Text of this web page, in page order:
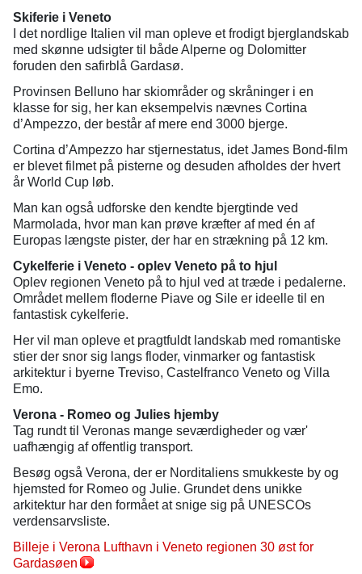
Skiferie i Veneto
I det nordlige Italien vil man opleve et frodigt bjerglandskab
med skønne udsigter til både Alperne og Dolomitter
foruden den safirblå Gardasø.
Provinsen Belluno har skiområder og skråninger i en
klasse for sig, her kan eksempelvis nævnes Cortina
d’Ampezzo, der består af mere end 3000 bjerge.
Cortina d’Ampezzo har stjernestatus, idet James Bond-film
er blevet filmet på pisterne og desuden afholdes der hvert
år World Cup løb.
Man kan også udforske den kendte bjergtinde ved
Marmolada, hvor man kan prøve kræfter af med én af
Europas længste pister, der har en strækning på 12 km.
Cykelferie i Veneto - oplev Veneto på to hjul
Oplev regionen Veneto på to hjul ved at træde i pedalerne.
Området mellem floderne Piave og Sile er ideelle til en
fantastisk cykelferie.
Her vil man opleve et pragtfuldt landskab med romantiske
stier der snor sig langs floder, vinmarker og fantastisk
arkitektur i byerne Treviso, Castelfranco Veneto og Villa
Emo.
Verona - Romeo og Julies hjemby
Tag rundt til Veronas mange seværdigheder og vær'
uafhængig af offentlig transport.
Besøg også Verona, der er Norditaliens smukkeste by og
hjemsted for Romeo og Julie. Grundet dens unikke
arkitektur har den formået at snige sig på UNESCOs
verdensarvsliste.
Billeje i Verona Lufthavn i Veneto regionen 30 øst for
Gardasøen